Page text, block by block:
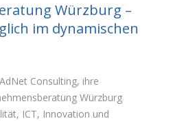
Würzburg –
im dynamischen
Consulting, ihre
Würzburg
ICT, Innovation und